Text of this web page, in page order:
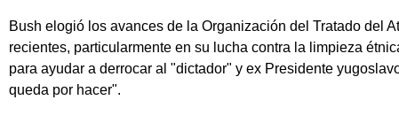
Bush elogió los avances de la Organización del Tratado del
recientes, particularmente en su lucha contra la limpieza
para ayudar a derrocar al "dictador" y ex Presidente
queda por hacer".